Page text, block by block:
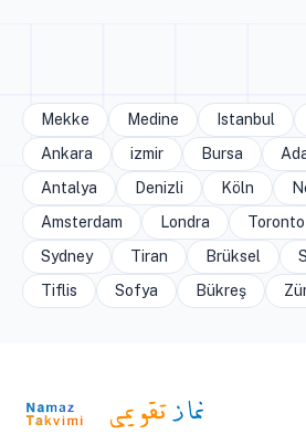
Mekke Medine Istanbul
Ankara
izmir Bursa
Antalya
Denizli Köln
Amsterdam
Londra Toronto
Sydney
Tiran Brüksel
Tiflis
Sofya Bükreş